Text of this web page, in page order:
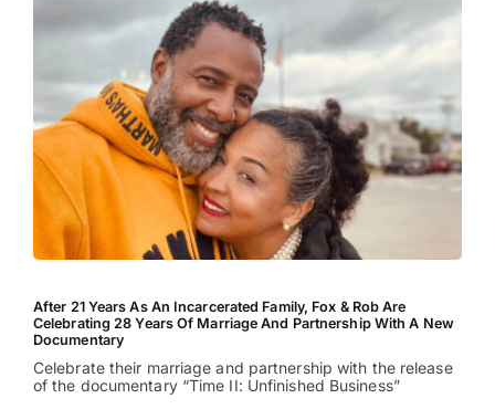
After 21 Years As An Incarcerated Family, Fox & Rob Are
Celebrating 28 Years Of Marriage And Partnership With A New
Documentary
Celebrate their marriage and partnership with the release
of the documentary “Time II: Unfinished Business”